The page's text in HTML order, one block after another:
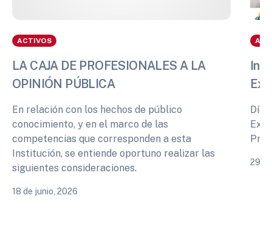
ACTIVOS
LA CAJA DE PROFESIONALES A LA
OPINIÓN PÚBLICA
En relación con los hechos de público
conocimiento, y en el marco de las
competencias que corresponden a esta
Institución, se entiende oportuno realizar las
siguientes consideraciones.
18 de junio, 2026
29